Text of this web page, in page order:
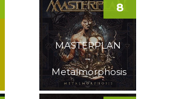
MASTERPLAN
–
Metalmorphosis
8